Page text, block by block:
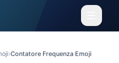
›Contatore Frequenza Emoji